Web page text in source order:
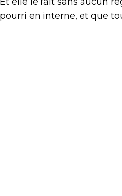
pourri en interne, et que